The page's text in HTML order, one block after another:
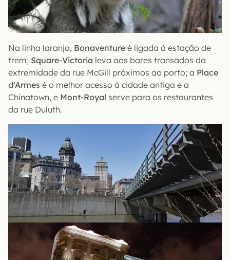
Na linha laranja, Bonaventure é ligada à estação de
trem; Square-Victoria leva aos bares transados da
extremidade da rue McGill próximos ao porto; a Place
d’Armes é o melhor acesso à cidade antiga e a
Chinatown, e Mont-Royal serve para os restaurantes
da rue Duluth.